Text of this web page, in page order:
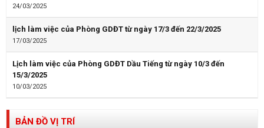
24/03/2025
lịch làm việc của Phòng GDĐT từ ngày 17/3 đến 22/3/2025
17/03/2025
Lịch làm việc của Phòng GDĐT Dầu Tiếng từ ngày 10/3 đến
15/3/2025
10/03/2025
BẢN ĐỒ VỊ TRÍ